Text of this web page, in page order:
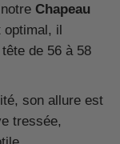
Chapeau
optimal, il
de 56 à 58
son allure est
tressée,